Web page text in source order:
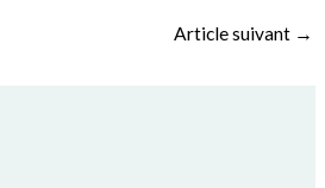
Article suivant →